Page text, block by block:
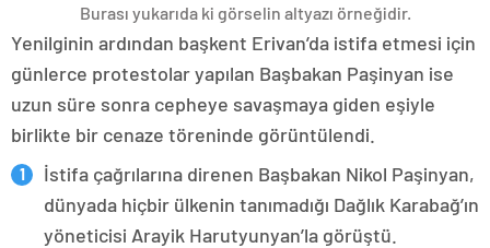
Burası yukarıda ki görselin altyazı örneğidir.
Yenilginin ardından başkent Erivan’da istifa etmesi için
günlerce protestolar yapılan Başbakan Paşinyan ise
uzun süre sonra cepheye savaşmaya giden eşiyle
birlikte bir cenaze töreninde görüntülendi.
İstifa çağrılarına direnen Başbakan Nikol Paşinyan,
dünyada hiçbir ülkenin tanımadığı Dağlık Karabağ’ın
yöneticisi Arayik Harutyunyan’la görüştü.